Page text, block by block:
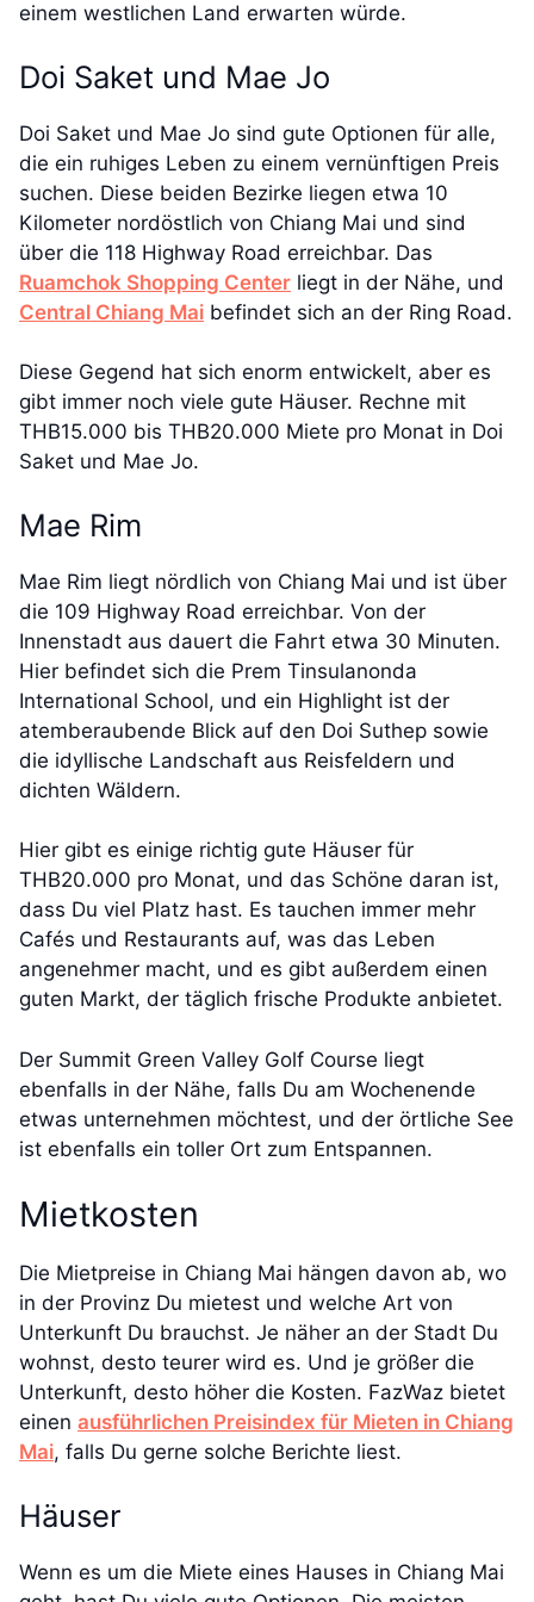
einem westlichen Land erwarten würde.
Doi Saket und Mae Jo
Doi Saket und Mae Jo sind gute Optionen für alle,
die ein ruhiges Leben zu einem vernünftigen Preis
suchen. Diese beiden Bezirke liegen etwa 10
Kilometer nordöstlich von Chiang Mai und sind
über die 118 Highway Road erreichbar. Das
Ruamchok Shopping Center liegt in der Nähe, und
Central Chiang Mai befindet sich an der Ring Road.
Diese Gegend hat sich enorm entwickelt, aber es
gibt immer noch viele gute Häuser. Rechne mit
THB15.000 bis THB20.000 Miete pro Monat in Doi
Saket und Mae Jo.
Mae Rim
Mae Rim liegt nördlich von Chiang Mai und ist über
die 109 Highway Road erreichbar. Von der
Innenstadt aus dauert die Fahrt etwa 30 Minuten.
Hier befindet sich die Prem Tinsulanonda
International School, und ein Highlight ist der
atemberaubende Blick auf den Doi Suthep sowie
die idyllische Landschaft aus Reisfeldern und
dichten Wäldern.
Hier gibt es einige richtig gute Häuser für
THB20.000 pro Monat, und das Schöne daran ist,
dass Du viel Platz hast. Es tauchen immer mehr
Cafés und Restaurants auf, was das Leben
angenehmer macht, und es gibt außerdem einen
guten Markt, der täglich frische Produkte anbietet.
Der Summit Green Valley Golf Course liegt
ebenfalls in der Nähe, falls Du am Wochenende
etwas unternehmen möchtest, und der örtliche See
ist ebenfalls ein toller Ort zum Entspannen.
Mietkosten
Die Mietpreise in Chiang Mai hängen davon ab, wo
in der Provinz Du mietest und welche Art von
Unterkunft Du brauchst. Je näher an der Stadt Du
wohnst, desto teurer wird es. Und je größer die
Unterkunft, desto höher die Kosten. FazWaz bietet
einen ausführlichen Preisindex für Mieten in Chiang
Mai, falls Du gerne solche Berichte liest.
Häuser
Wenn es um die Miete eines Hauses in Chiang Mai